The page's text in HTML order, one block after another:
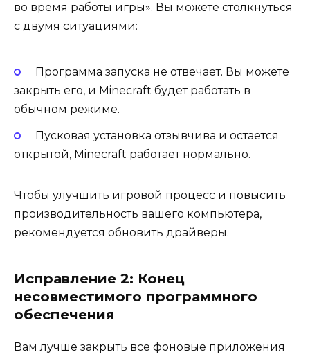
во время работы игры». Вы можете столкнуться
с двумя ситуациями:
Программа запуска не отвечает. Вы можете
закрыть его, и Minecraft будет работать в
обычном режиме.
Пусковая установка отзывчива и остается
открытой, Minecraft работает нормально.
Чтобы улучшить игровой процесс и повысить
производительность вашего компьютера,
рекомендуется обновить драйверы.
Исправление 2: Конец
несовместимого программного
обеспечения
Вам лучше закрыть все фоновые приложения